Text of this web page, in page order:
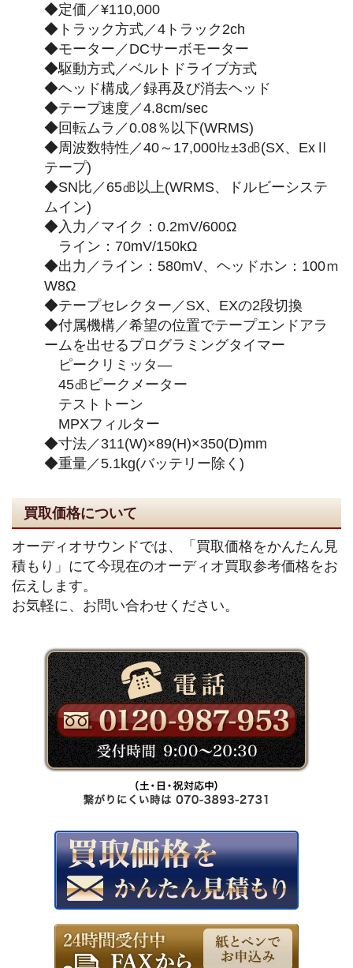
◆定価／¥110,000
◆トラック方式／4トラック2ch
◆モーター／DCサーボモーター
◆駆動方式／ベルトドライブ方式
◆ヘッド構成／録再及び消去ヘッド
◆テープ速度／4.8cm/sec
◆回転ムラ／0.08％以下(WRMS)
◆周波数特性／40～17,000㎐±3㏈(SX、ExⅡ
テープ)
◆SN比／65㏈以上(WRMS、ドルビーシステ
ムイン)
◆入力／マイク：0.2mV/600Ω
ライン：70mV/150kΩ
◆出力／ライン：580mV、ヘッドホン：100ｍ
W8Ω
◆テープセレクター／SX、EXの2段切換
◆付属機構／希望の位置でテープエンドアラ
ームを出せるプログラミングタイマー
ピークリミッタ―
45㏈ピークメーター
テストトーン
MPXフィルター
◆寸法／311(W)×89(H)×350(D)mm
◆重量／5.1kg(バッテリー除く)
買取価格について
オーディオサウンドでは、「買取価格をかんたん見
積もり」にて今現在のオーディオ買取参考価格をお
伝えします。
お気軽に、お問い合わせください。